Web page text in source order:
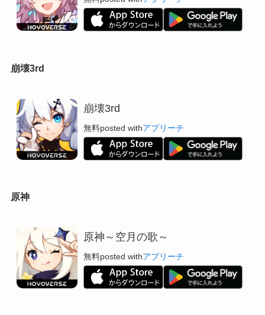
崩壊3rd
崩壊3rd
無料posted withアプリーチ
原神
原神～空月の歌～
無料posted withアプリーチ